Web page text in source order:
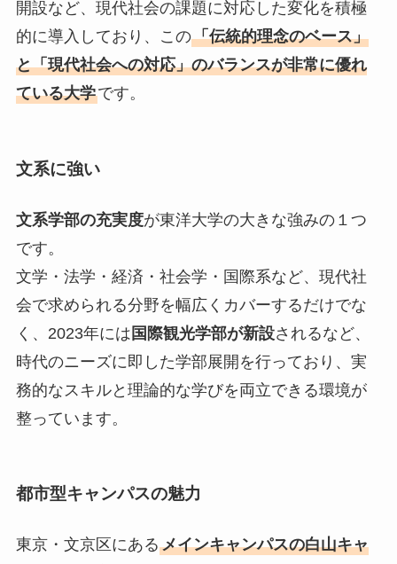
開設など、現代社会の課題に対応した変化を積極
的に導入しており、この「伝統的理念のベース」
と「現代社会への対応」のバランスが非常に優れ
ている大学です。
文系に強い
文系学部の充実度が東洋大学の大きな強みの１つ
です。
文学・法学・経済・社会学・国際系など、現代社
会で求められる分野を幅広くカバーするだけでな
く、2023年には 国際観光学部が新設されるなど、
時代のニーズに即した学部展開を行っており、実
務的なスキルと理論的な学びを両立できる環境が
整っています。
都市型キャンパスの魅力
東京・文京区にあるメインキャンパスの白山キャ